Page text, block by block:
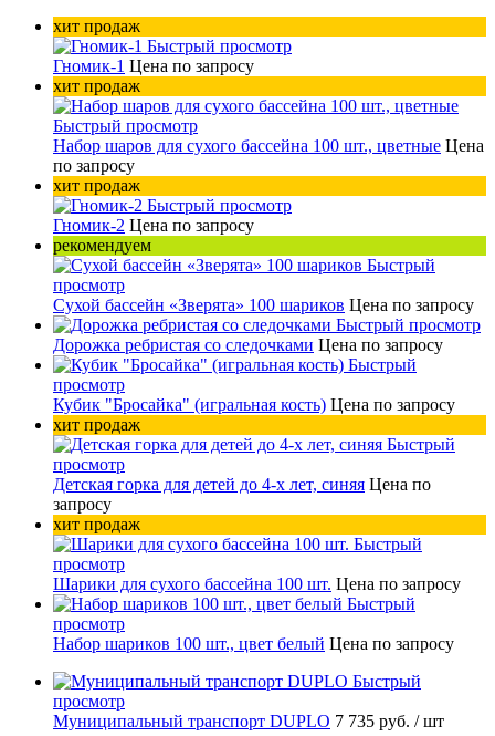
хит продаж
Быстрый просмотр
Гномик-1 Цена по запросу
хит продаж
Быстрый просмотр
Набор шаров для сухого бассейна 100 шт., цветные Цена
по запросу
хит продаж
Быстрый просмотр
Гномик-2 Цена по запросу
рекомендуем
Быстрый
просмотр
Сухой бассейн «Зверята» 100 шариков Цена по запросу
Быстрый просмотр
Дорожка ребристая со следочками Цена по запросу
Быстрый
просмотр
Кубик "Бросайка" (игральная кость) Цена по запросу
хит продаж
Быстрый
просмотр
Детская горка для детей до 4-х лет, синяя Цена по
запросу
хит продаж
Быстрый
просмотр
Шарики для сухого бассейна 100 шт. Цена по запросу
Быстрый
просмотр
Набор шариков 100 шт., цвет белый Цена по запросу
Быстрый
просмотр
Муниципальный транспорт DUPLO 7 735 руб. / шт